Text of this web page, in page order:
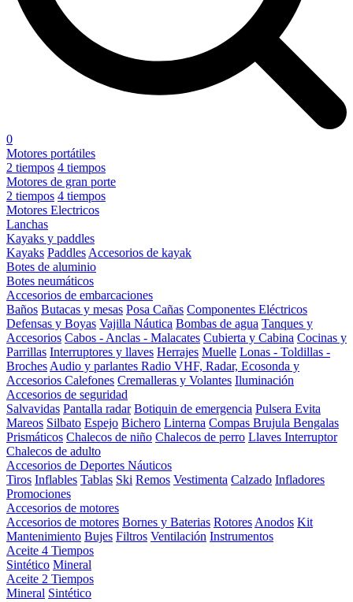
0
Motores portátiles
2 tiempos 4 tiempos
Motores de gran porte
2 tiempos 4 tiempos
Motores Electricos
Lanchas
Kayaks y paddles
Kayaks Paddles Accesorios de kayak
Botes de aluminio
Botes neumáticos
Accesorios de embarcaciones
Baños Butacas y mesas Posa Cañas Componentes Eléctricos
Defensas y Boyas Vajilla Náutica Bombas de agua Tanques y
Accesorios Cabos - Anclas - Malacates Cubierta y Cabina Cocinas y
Parrillas Interruptores y llaves Herrajes Muelle Lonas - Toldillas -
Broches Audio y parlantes Radio VHF, Radar, Ecosonda y
Accesorios Calefones Cremalleras y Volantes Iluminación
Accesorios de seguridad
Salvavidas Pantalla radar Botiquin de emergencia Pulsera Evita
Mareos Silbato Espejo Bichero Linterna Compas Brujula Bengalas
Prismáticos Chalecos de niño Chalecos de perro Llaves Interruptor
Chalecos de adulto
Accesorios de Deportes Náuticos
Tiros Inflables Tablas Ski Remos Vestimenta Calzado Infladores
Promociones
Accesorios de motores
Accesorios de motores Bornes y Baterias Rotores Anodos Kit
Mantenimiento Bujes Filtros Ventilación Instrumentos
Aceite 4 Tiempos
Sintético Mineral
Aceite 2 Tiempos
Mineral Sintético